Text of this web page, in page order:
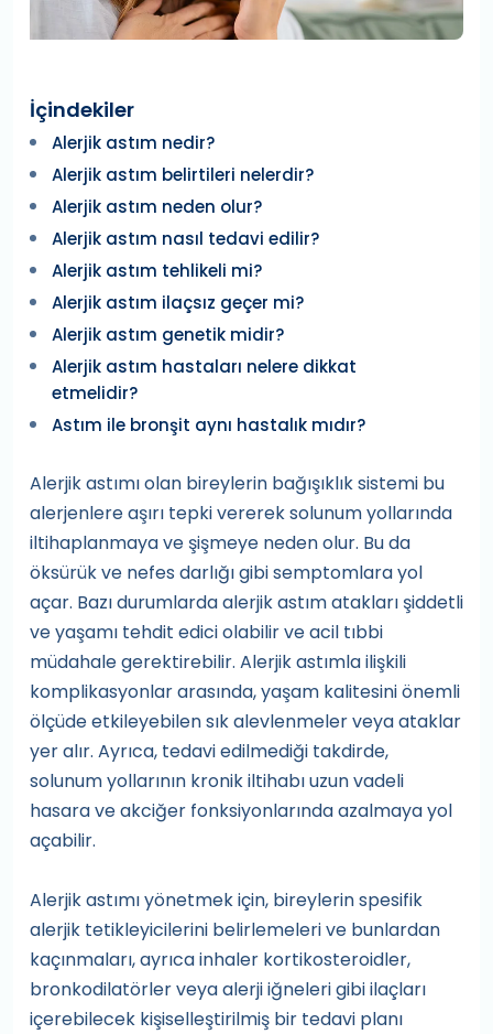
İçindekiler
Alerjik astım nedir?
Alerjik astım belirtileri nelerdir?
Alerjik astım neden olur?
Alerjik astım nasıl tedavi edilir?
Alerjik astım tehlikeli mi?
Alerjik astım ilaçsız geçer mi?
Alerjik astım genetik midir?
Alerjik astım hastaları nelere dikkat
etmelidir?
Astım ile bronşit aynı hastalık mıdır?
Alerjik astımı olan bireylerin bağışıklık sistemi bu
alerjenlere aşırı tepki vererek solunum yollarında
iltihaplanmaya ve şişmeye neden olur. Bu da
öksürük ve nefes darlığı gibi semptomlara yol
açar. Bazı durumlarda alerjik astım atakları şiddetli
ve yaşamı tehdit edici olabilir ve acil tıbbi
müdahale gerektirebilir. Alerjik astımla ilişkili
komplikasyonlar arasında, yaşam kalitesini önemli
ölçüde etkileyebilen sık alevlenmeler veya ataklar
yer alır. Ayrıca, tedavi edilmediği takdirde,
solunum yollarının kronik iltihabı uzun vadeli
hasara ve akciğer fonksiyonlarında azalmaya yol
açabilir.
Alerjik astımı yönetmek için, bireylerin spesifik
alerjik tetikleyicilerini belirlemeleri ve bunlardan
kaçınmaları, ayrıca inhaler kortikosteroidler,
bronkodilatörler veya alerji iğneleri gibi ilaçları
içerebilecek kişiselleştirilmiş bir tedavi planı